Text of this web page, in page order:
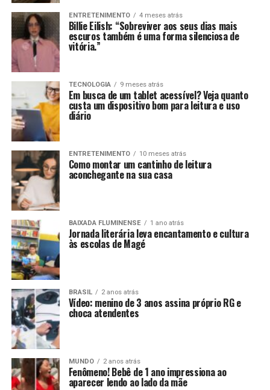
ENTRETENIMENTO 4 meses atrás
Billie Eilish: “Sobreviver aos seus dias mais
escuros também é uma forma silenciosa de
vitória.”
TECNOLOGIA 9 meses atrás
Em busca de um tablet acessível? Veja quanto
custa um dispositivo bom para leitura e uso
diário
ENTRETENIMENTO 10 meses atrás
Como montar um cantinho de leitura
aconchegante na sua casa
BAIXADA FLUMINENSE 1 ano atrás
Jornada literária leva encantamento e cultura
às escolas de Magé
BRASIL 2 anos atrás
Vídeo: menino de 3 anos assina próprio RG e
choca atendentes
MUNDO 2 anos atrás
Fenômeno! Bebê de 1 ano impressiona ao
aparecer lendo ao lado da mãe